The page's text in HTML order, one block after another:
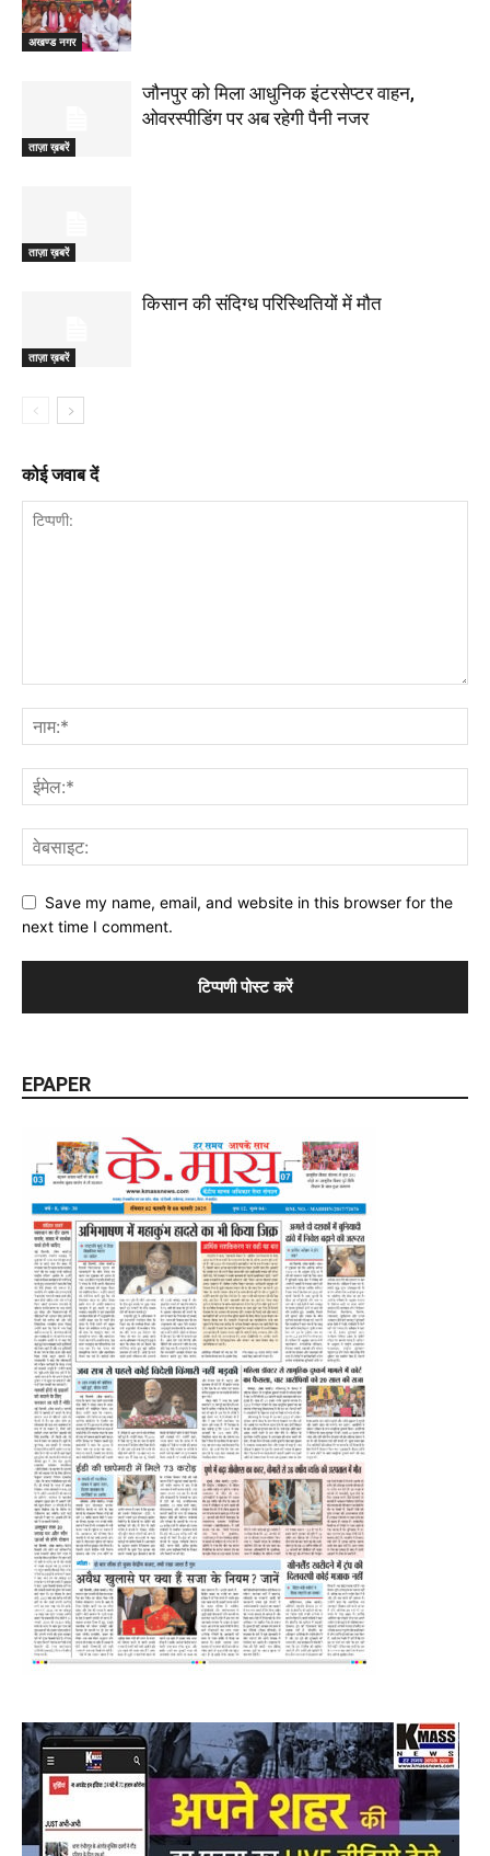
अखण्ड नगर
ताज़ा ख़बरें
जौनपुर को मिला आधुनिक इंटरसेप्टर वाहन,
ओवरस्पीडिंग पर अब रहेगी पैनी नजर
ताज़ा ख़बरें
ताज़ा ख़बरें
किसान की संदिग्ध परिस्थितियों में मौत
कोई जवाब दें
Save my name, email, and website in this browser for the
next time I comment.
EPAPER